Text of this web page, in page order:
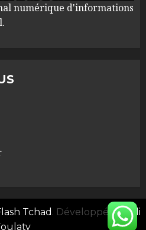
numérique d'informations
Tchad . Développé parAli